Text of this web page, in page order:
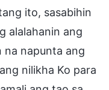
ito, sasabihin
alalahanin ang
na napunta ang
nilikha Ko para